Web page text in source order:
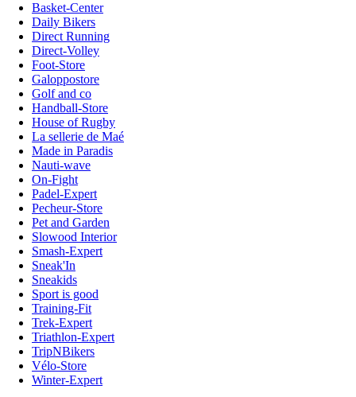
Basket-Center
Daily Bikers
Direct Running
Direct-Volley
Foot-Store
Galoppostore
Golf and co
Handball-Store
House of Rugby
La sellerie de Maé
Made in Paradis
Nauti-wave
On-Fight
Padel-Expert
Pecheur-Store
Pet and Garden
Slowood Interior
Smash-Expert
Sneak'In
Sneakids
Sport is good
Training-Fit
Trek-Expert
Triathlon-Expert
TripNBikers
Vélo-Store
Winter-Expert